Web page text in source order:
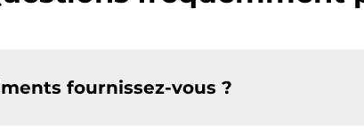
fournissez-vous ?